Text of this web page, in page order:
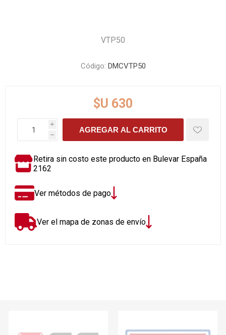
VTP50
Código: DMCVTP50
$U 630
i
h
AGREGAR AL CARRITO
Retira sin costo este producto en Bulevar España
2162
Ver métodos de pago
Ver el mapa de zonas de envío